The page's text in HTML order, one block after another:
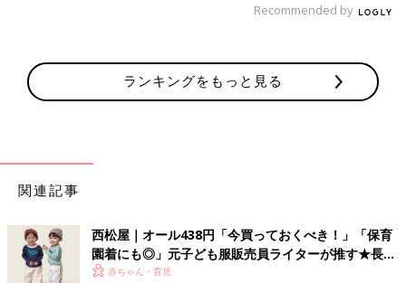
Recommended by
ランキングをもっと見る
関連記事
西松屋｜オール438円「今買っておくべき！」「保育
園着にも◎」元子ども服販売員ライターが推す★長袖
Tシャツ5選
赤ちゃん・育児